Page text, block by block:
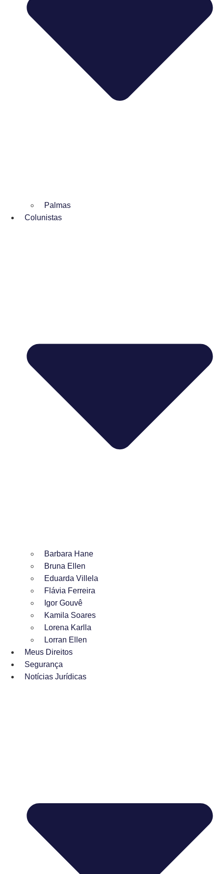
Palmas
Colunistas
Barbara Hane
Bruna Ellen
Eduarda Villela
Flávia Ferreira
Igor Gouvê
Kamila Soares
Lorena Karlla
Lorran Ellen
Meus Direitos
Segurança
Notícias Jurídicas